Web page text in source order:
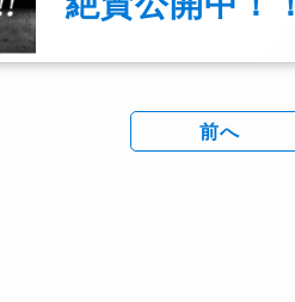
前へ